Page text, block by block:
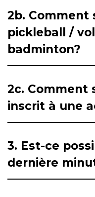
2b. Comment
pickleball /
badminton?
2c. Comment
inscrit à une
3. Est-ce
dernière